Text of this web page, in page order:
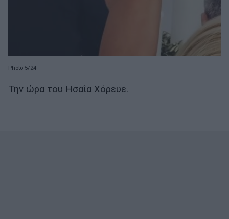
Photo 5/24
Την ώρα του Ησαΐα Χόρευε.